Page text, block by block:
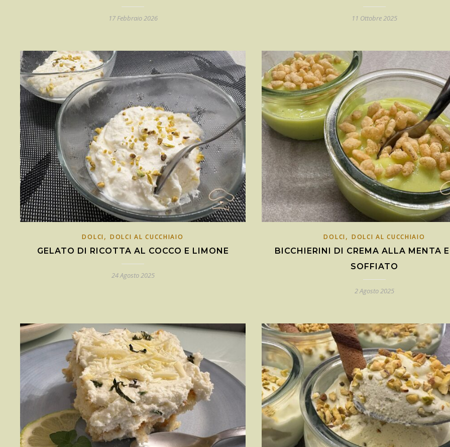
17 Febbraio 2026 11 Ottobre 2025
DOLCI, DOLCI AL CUCCHIAIO
GELATO DI RICOTTA AL COCCO E LIMONE
24 Agosto 2025
DOLCI, DOLCI AL CUCCHIAIO
BICCHIERINI DI CREMA ALLA MENTA
SOFFIATO
2 Agosto 2025